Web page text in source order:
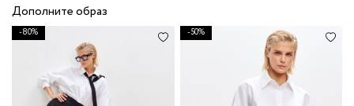
Дополните образ
-80% -50%